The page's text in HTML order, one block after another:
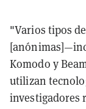
"Varios tipos
Komodo y
utilizan
investigadores